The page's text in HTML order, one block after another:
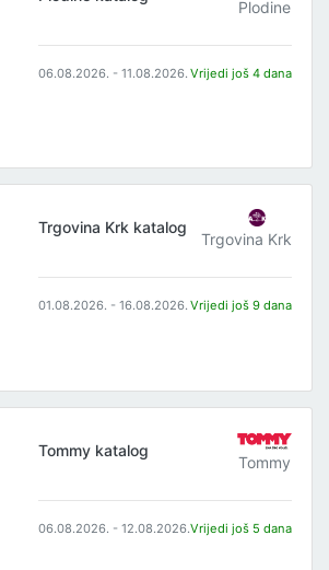
Plodine
06.08.2026. - 11.08.2026. Vrijedi još 4 dana
Trgovina Krk katalog
Trgovina Krk
01.08.2026. - 16.08.2026. Vrijedi još 9 dana
Tommy katalog
Tommy
06.08.2026. - 12.08.2026.Vrijedi još 5 dana